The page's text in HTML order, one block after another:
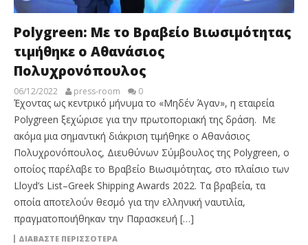
Polygreen: Με το Βραβείο Βιωσιμότητας
τιμήθηκε ο Αθανάσιος
Πολυχρονόπουλος
06/12/2022 press-room 0
Έχοντας ως κεντρικό μήνυμα το «Μηδέν Άγαν», η εταιρεία
Polygreen ξεχώρισε για την πρωτοποριακή της δράση. Με
ακόμα μια σημαντική διάκριση τιμήθηκε ο Αθανάσιος
Πολυχρονόπουλος, Διευθύνων Σύμβουλος της Polygreen, ο
οποίος παρέλαβε το Βραβείο Βιωσιμότητας, στο πλαίσιο των
Lloyd’s List–Greek Shipping Awards 2022. Τα βραβεία, τα
οποία αποτελούν θεσμό για την ελληνική ναυτιλία,
πραγματοποιήθηκαν την Παρασκευή […]
ΔΙΑΒΆΣΤΕ ΠΕΡΙΣΣΌΤΕΡΑ